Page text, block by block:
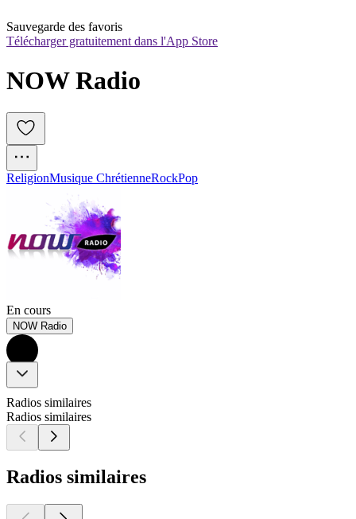
Sauvegarde des favoris
Télécharger gratuitement dans l'App Store
NOW Radio
ReligionMusique ChrétienneRockPop
En cours
NOW Radio
Radios similaires
Radios similaires
Radios similaires